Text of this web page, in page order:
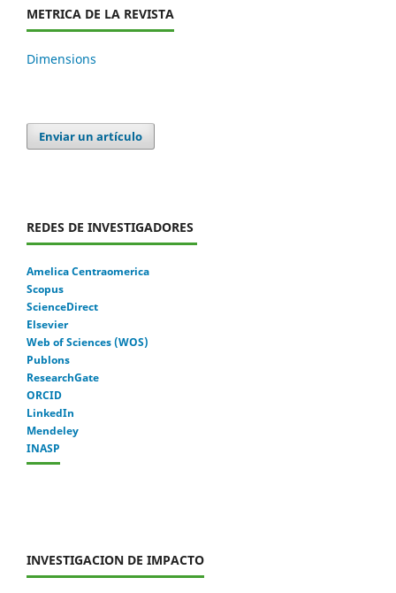
METRICA DE LA REVISTA
Dimensions
Enviar un artículo
REDES DE INVESTIGADORES
Amelica Centraomerica
Scopus
ScienceDirect
Elsevier
Web of Sciences (WOS)
Publons
ResearchGate
ORCID
LinkedIn
Mendeley
INASP
INVESTIGACION DE IMPACTO